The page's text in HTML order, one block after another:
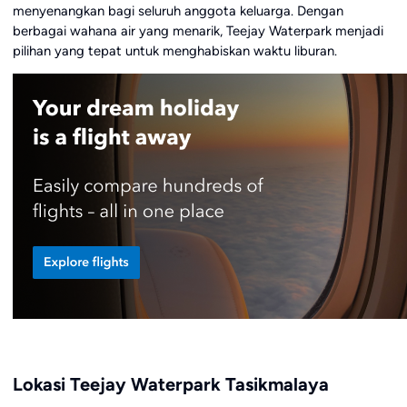
menyenangkan bagi seluruh anggota keluarga. Dengan
berbagai wahana air yang menarik, Teejay Waterpark menjadi
pilihan yang tepat untuk menghabiskan waktu liburan.
Lokasi Teejay Waterpark Tasikmalaya